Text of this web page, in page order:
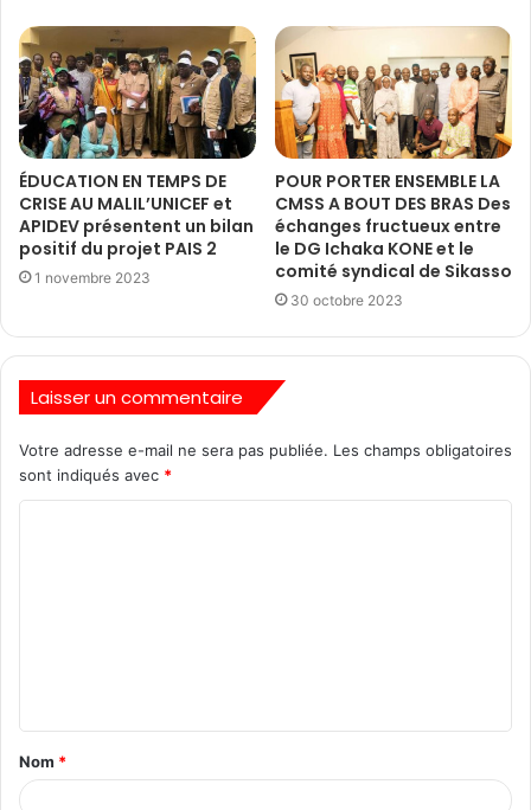
ÉDUCATION EN TEMPS DE
CRISE AU MALIL’UNICEF et
APIDEV présentent un bilan
positif du projet PAIS 2
1 novembre 2023
POUR PORTER ENSEMBLE LA
CMSS A BOUT DES BRAS Des
échanges fructueux entre
le DG Ichaka KONE et le
comité syndical de Sikasso
30 octobre 2023
Laisser un commentaire
Votre adresse e-mail ne sera pas publiée. Les champs obligatoires
sont indiqués avec *
Nom *